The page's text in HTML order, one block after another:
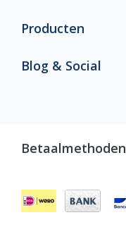
Producten
Blog & Social
Betaalmethoden